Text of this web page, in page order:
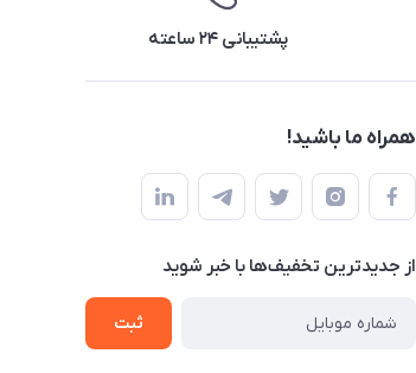
پشتیبانی ۲۴ ساعته
همراه ما باشید!
از جدید‌ترین تخفیف‌ها با‌ خبر شوید
ثبت